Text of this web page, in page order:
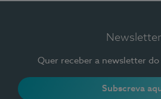
Newsletter
Quer receber a newsletter do
Subscreva